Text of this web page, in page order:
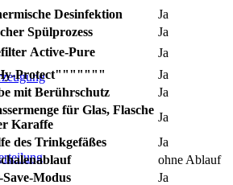
Desinfektion
Ja
Spülprozess
Ja
Active-Pure
Ja
Protect"""""""
Ja
mit Berührschutz
Ja
für Glas, Flasche
Karaffe
Ja
des Trinkgefäßes
Ja
ohne Ablauf
Save-Modus
Ja